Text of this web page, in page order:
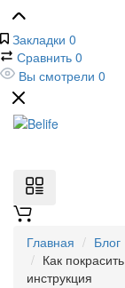
Закладки 0
Сравнить 0
Вы смотрели 0
Главная
Блог
Как
инструкция